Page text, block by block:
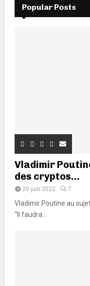
Popular Posts
Vladimir
des cryptos...
20 juin 2022 7
Vladimir Poutine au
“Il faudra...